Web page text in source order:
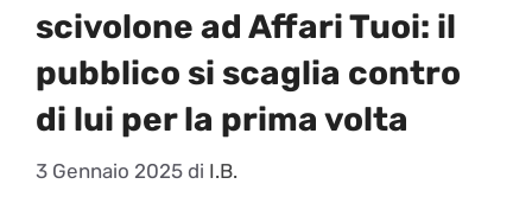
scivolone ad Affari Tuoi: il
pubblico si scaglia contro
di lui per la prima volta
3 Gennaio 2025 di I.B.